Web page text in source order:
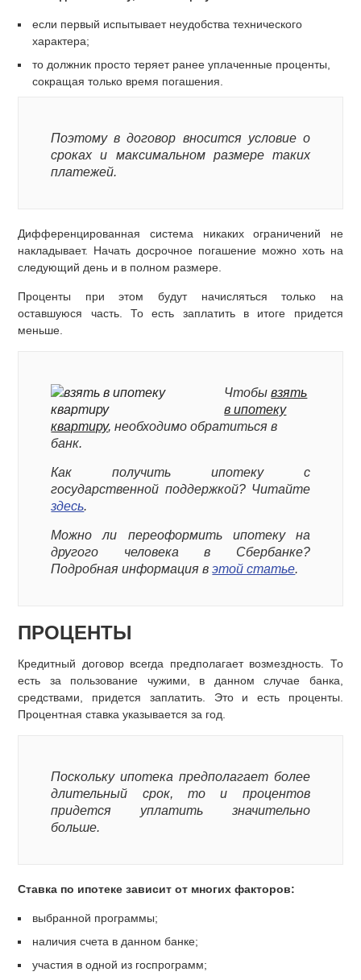
если первый испытывает неудобства технического
характера;
то должник просто теряет ранее уплаченные проценты,
сокращая только время погашения.
Поэтому в договор вносится условие о
сроках и максимальном размере таких
платежей.
Дифференцированная система никаких ограничений не
накладывает. Начать досрочное погашение можно хоть на
следующий день и в полном размере.
Проценты при этом будут начисляться только на
оставшуюся часть. То есть заплатить в итоге придется
меньше.
Чтобывзять
в ипотеку
квартиру, необходимо обратиться в
банк.
Как получить ипотеку с
государственной поддержкой? Читайте
здесь.
Можно ли переоформить ипотеку на
другого человека в Сбербанке?
Подробная информация вэтой статье.
ПРОЦЕНТЫ
Кредитный договор всегда предполагает возмездность. То
есть за пользование чужими, в данном случае банка,
средствами, придется заплатить. Это и есть проценты.
Процентная ставка указывается за год.
Поскольку ипотека предполагает более
длительный срок, то и процентов
придется уплатить значительно
больше.
Ставка по ипотеке зависит от многих факторов:
выбранной программы;
наличия счета в данном банке;
участия в одной из госпрограмм;